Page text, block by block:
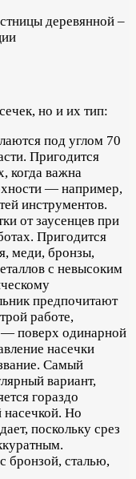
деревянной –
но и их тип:
под углом 70
Пригодится
когда важна
— например,
инструментов.
от заусенцев при
Пригодится
меди, бронзы,
с невысоким
предпочитают
работе,
— поверх одинарной
насечки
Самый
вариант,
гораздо
насечкой. Но
поскольку срез
бронзой, сталью,